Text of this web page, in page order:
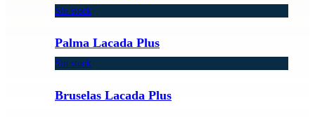
Sin stock
Palma Lacada Plus
Sin stock
Bruselas Lacada Plus